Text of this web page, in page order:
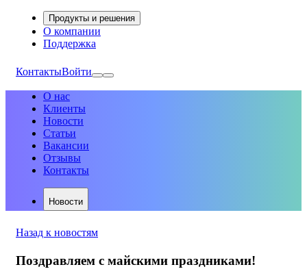
Продукты и решения
О компании
Поддержка
КонтактыВойти
О нас
Клиенты
Новости
Статьи
Вакансии
Отзывы
Контакты
Новости
Назад к новостям
Поздравляем с майскими праздниками!